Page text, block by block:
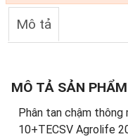
Mô tả
MÔ TẢ SẢN PHẨM
Phân tan chậm thông
10+TECSV Agrolife